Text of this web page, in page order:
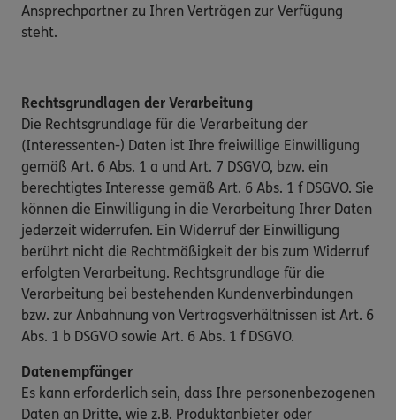
Ansprechpartner zu Ihren Verträgen zur Verfügung
steht.
Rechtsgrundlagen der Verarbeitung
Die Rechtsgrundlage für die Verarbeitung der
(Interessenten-) Daten ist Ihre freiwillige Einwilligung
gemäß Art. 6 Abs. 1 a und Art. 7 DSGVO, bzw. ein
berechtigtes Interesse gemäß Art. 6 Abs. 1 f DSGVO. Sie
können die Einwilligung in die Verarbeitung Ihrer Daten
jederzeit widerrufen. Ein Widerruf der Einwilligung
berührt nicht die Rechtmäßigkeit der bis zum Widerruf
erfolgten Verarbeitung. Rechtsgrundlage für die
Verarbeitung bei bestehenden Kundenverbindungen
bzw. zur Anbahnung von Vertragsverhältnissen ist Art. 6
Abs. 1 b DSGVO sowie Art. 6 Abs. 1 f DSGVO.
Datenempfänger
Es kann erforderlich sein, dass Ihre personenbezogenen
Daten an Dritte, wie z.B. Produktanbieter oder